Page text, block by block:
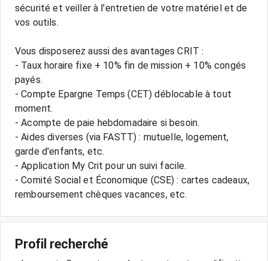
sécurité et veiller à l'entretien de votre matériel et de
vos outils.
Vous disposerez aussi des avantages CRIT :
- Taux horaire fixe + 10% fin de mission + 10% congés
payés.
- Compte Epargne Temps (CET) déblocable à tout
moment.
- Acompte de paie hebdomadaire si besoin.
- Aides diverses (via FASTT) : mutuelle, logement,
garde d'enfants, etc.
- Application My Crit pour un suivi facile.
- Comité Social et Économique (CSE) : cartes cadeaux,
Profil recherché